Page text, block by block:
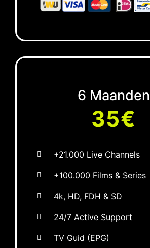
6 Maanden
35€
+21.000 Live Channels
+100.000 Films & Series
4k, HD, FDH & SD
24/7 Active Support
TV Guid (EPG)